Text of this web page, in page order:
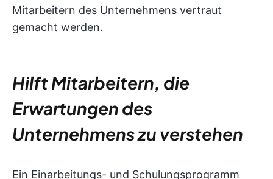
Mitarbeitern des Unternehmens vertraut
gemacht werden.
Hilft Mitarbeitern, die
Erwartungen des
Unternehmens zu verstehen
Ein Einarbeitungs- und Schulungsprogramm